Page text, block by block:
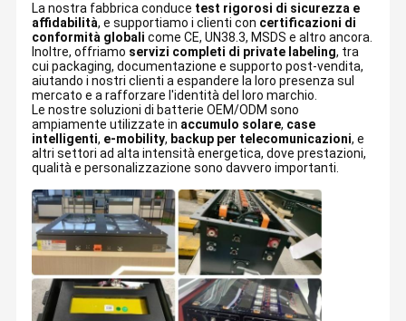
Casa. Prodotti Video Show VR
Su Di Noi
Visita Alla
Fabbrica
Controllo
Della Qualità
Contattaci
La nostra fabbrica conduce test rigorosi di sicurezza e
affidabilità, e supportiamo i clienti con certificazioni di
conformità globali come CE, UN38.3, MSDS e altro ancora.
Inoltre, offriamo servizi completi di private labeling, tra
cui packaging, documentazione e supporto post-vendita,
aiutando i nostri clienti a espandere la loro presenza sul
mercato e a rafforzare l'identità del loro marchio.
Le nostre soluzioni di batterie OEM/ODM sono
ampiamente utilizzate in accumulo solare, case
intelligenti, e-mobility, backup per telecomunicazioni, e
altri settori ad alta intensità energetica, dove prestazioni,
qualità e personalizzazione sono davvero importanti.
Fondata nel 2014, Hunan Heyi Energy Technology Co., Ltd. (HY
ENERGY)è un'azienda high-tech leader focalizzata sulla ricerca,
lo sviluppo e la produzione di tecnologie avanzate per batterie al
litio. Siamo specializzati insoluzioni per batterie LiFePO4 e
NMC, fornendo prodotti per l'accumulo di energia sicuri,
efficienti ed ecologici per i mercati globali.
La nostra base produttiva si estende su oltre50.000 metri
quadrati
e impiega più di1.500 persone , tra cuioltre 300
ingegneri di ricerca e sviluppo esperti
. Siamo unmembro del
consiglio direttivo della China Battery Industry Association
una riconosciutabase di formazione e tirocinio per talenti nel
settore delle batterie al litio nella Cina centrale.